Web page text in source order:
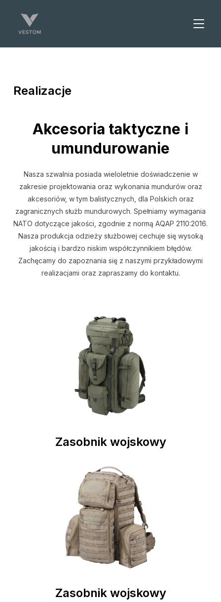
Realizacje
Akcesoria taktyczne i
umundurowanie
Nasza szwalnia posiada wieloletnie doświadczenie w
zakresie projektowania oraz wykonania mundurów oraz
akcesoriów, w tym balistycznych, dla Polskich oraz
zagranicznych służb mundurowych. Spełniamy wymagania
NATO dotyczące jakości, zgodnie z normą AQAP 2110:2016.
Nasza produkcja odzieży służbowej cechuje się wysoką
jakością i bardzo niskim współczynnikiem błędów.
Zachęcamy do zapoznania się z naszymi przykładowymi
realizacjami oraz zapraszamy do kontaktu.
Zasobnik wojskowy
Zasobnik wojskowy